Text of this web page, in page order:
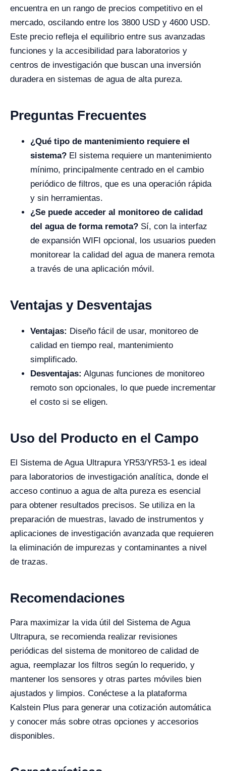
encuentra en un rango de precios competitivo en el
mercado, oscilando entre los 3800 USD y 4600 USD.
Este precio refleja el equilibrio entre sus avanzadas
funciones y la accesibilidad para laboratorios y
centros de investigación que buscan una inversión
duradera en sistemas de agua de alta pureza.
Preguntas Frecuentes
¿Qué tipo de mantenimiento requiere el
sistema? El sistema requiere un mantenimiento
mínimo, principalmente centrado en el cambio
periódico de filtros, que es una operación rápida
y sin herramientas.
¿Se puede acceder al monitoreo de calidad
del agua de forma remota? Sí, con la interfaz
de expansión WIFI opcional, los usuarios pueden
monitorear la calidad del agua de manera remota
a través de una aplicación móvil.
Ventajas y Desventajas
Ventajas: Diseño fácil de usar, monitoreo de
calidad en tiempo real, mantenimiento
simplificado.
Desventajas: Algunas funciones de monitoreo
remoto son opcionales, lo que puede incrementar
el costo si se eligen.
Uso del Producto en el Campo
El Sistema de Agua Ultrapura YR53/YR53-1 es ideal
para laboratorios de investigación analítica, donde el
acceso continuo a agua de alta pureza es esencial
para obtener resultados precisos. Se utiliza en la
preparación de muestras, lavado de instrumentos y
aplicaciones de investigación avanzada que requieren
la eliminación de impurezas y contaminantes a nivel
de trazas.
Recomendaciones
Para maximizar la vida útil del Sistema de Agua
Ultrapura, se recomienda realizar revisiones
periódicas del sistema de monitoreo de calidad de
agua, reemplazar los filtros según lo requerido, y
mantener los sensores y otras partes móviles bien
ajustados y limpios. Conéctese a la plataforma
Kalstein Plus para generar una cotización automática
y conocer más sobre otras opciones y accesorios
disponibles.